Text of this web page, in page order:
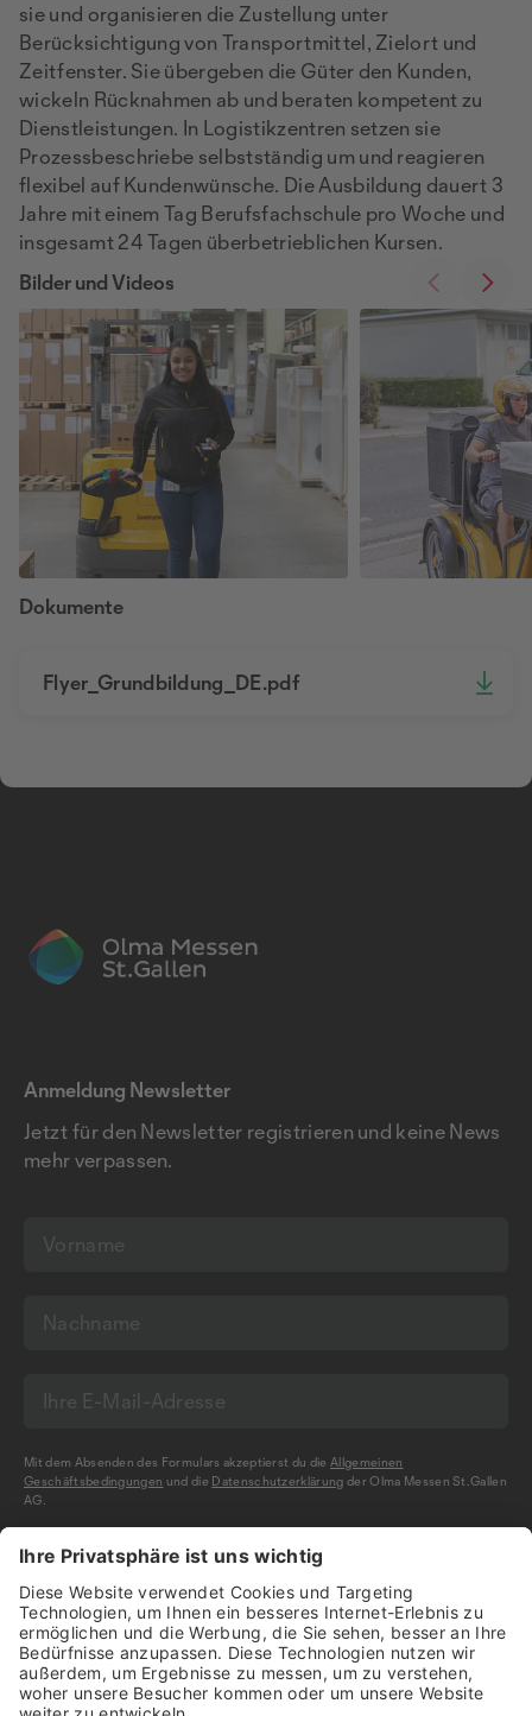
sie und organisieren die Zustellung unter
Berücksichtigung von Transportmittel, Zielort und
Zeitfenster. Sie übergeben die Güter den Kunden,
wickeln Rücknahmen ab und beraten kompetent zu
Dienstleistungen. In Logistikzentren setzen sie
Prozessbeschriebe selbstständig um und reagieren
flexibel auf Kundenwünsche. Die Ausbildung dauert 3
Jahre mit einem Tag Berufsfachschule pro Woche und
insgesamt 24 Tagen überbetrieblichen Kursen.
Bilder und Videos
Dokumente
Flyer_Grundbildung_DE.pdf
Anmeldung Newsletter
Jetzt für den Newsletter registrieren und keine News
mehr verpassen.
Mit dem Absenden des Formulars akzeptierst du dieAllgemeinen
Geschäftsbedingungen und die Datenschutzerklärung der Olma Messen St.Gallen
AG.
NEWSLETTER BESTELLEN